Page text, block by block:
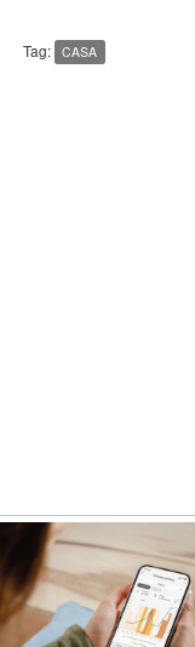
Tag: CASA